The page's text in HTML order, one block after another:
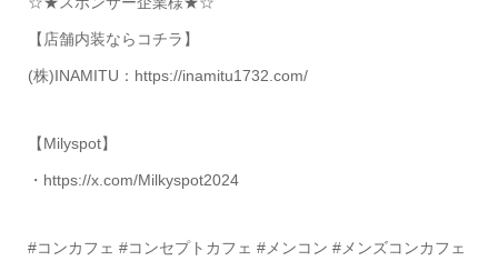
【店舗内装ならコチラ】
(株)INAMITU：https://inamitu1732.com/
【Milyspot】
・https://x.com/Milkyspot2024
#コンカフェ #コンセプトカフェ #メンコン #メンズコンカフェ